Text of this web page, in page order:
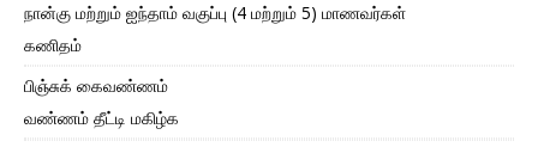
நான்கு மற்றும் ஐந்தாம் வகுப்பு (4 மற்றும் 5) மாணவர்கள்
கணிதம்
பிஞ்சுக் கைவண்ணம்
வண்ணம் தீட்டி மகிழ்க